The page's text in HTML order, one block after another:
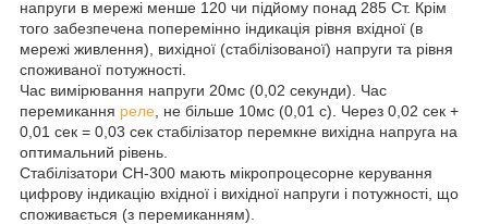
напруги в мережі менше 120 чи підйому понад 285 Ст. Крім
того забезпечена поперемінно індикація рівня вхідної (в
мережі живлення), вихідної (стабілізованої) напруги та рівня
споживаної потужності.
Час вимірювання напруги 20мс (0,02 секунди). Час
перемикання реле , не більше 10мс (0,01 с). Через 0,02 сек +
0,01 сек = 0,03 сек стабілізатор перемкне вихідна напруга на
оптимальний рівень.
Стабілізатори СН-300 мають мікропроцесорне керування
цифрову індикацію вхідної і вихідної напруги і потужності, що
споживається (з перемиканням).